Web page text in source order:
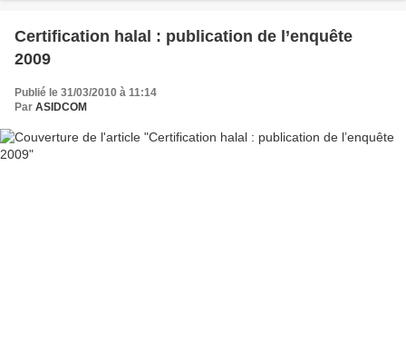
Certification halal : publication de l’enquête
2009
Publié le 31/03/2010 à 11:14
Par ASIDCOM